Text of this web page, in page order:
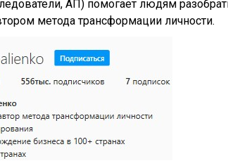
АП) помогает людям
метода трансформации личности.